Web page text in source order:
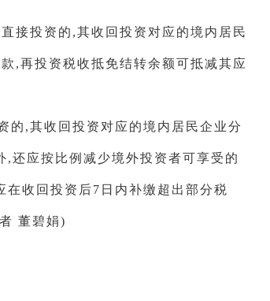
接投资的,其收回投资对应的境内居民
,再投资税收抵免结转余额可抵减其应
的,其收回投资对应的境内居民企业分
还应按比例减少境外投资者可享受的
收回投资后7日内补缴超出部分税
董碧娟)